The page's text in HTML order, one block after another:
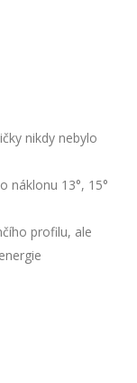
nikdy nebylo
náklonu 13°, 15°
profilu, ale